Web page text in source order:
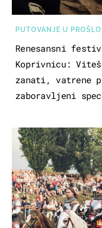
PUTOVANJE U
Renesansni
Koprivnicu:
zanati, vatrene
zaboravljeni